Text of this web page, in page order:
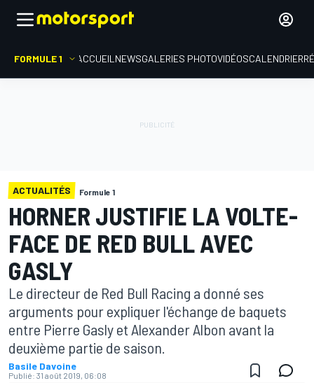
FORMULE 1 ACCUEIL NEWSGALERIES PHOTOVIDÉOSCALENDRIER
ACTUALITÉS Formule 1
HORNER JUSTIFIE LA VOLTE-
FACE DE RED BULL AVEC
GASLY
Le directeur de Red Bull Racing a donné ses
arguments pour expliquer l'échange de baquets
entre Pierre Gasly et Alexander Albon avant la
deuxième partie de saison.
Basile Davoine
Publié: 31 août 2019, 06:08